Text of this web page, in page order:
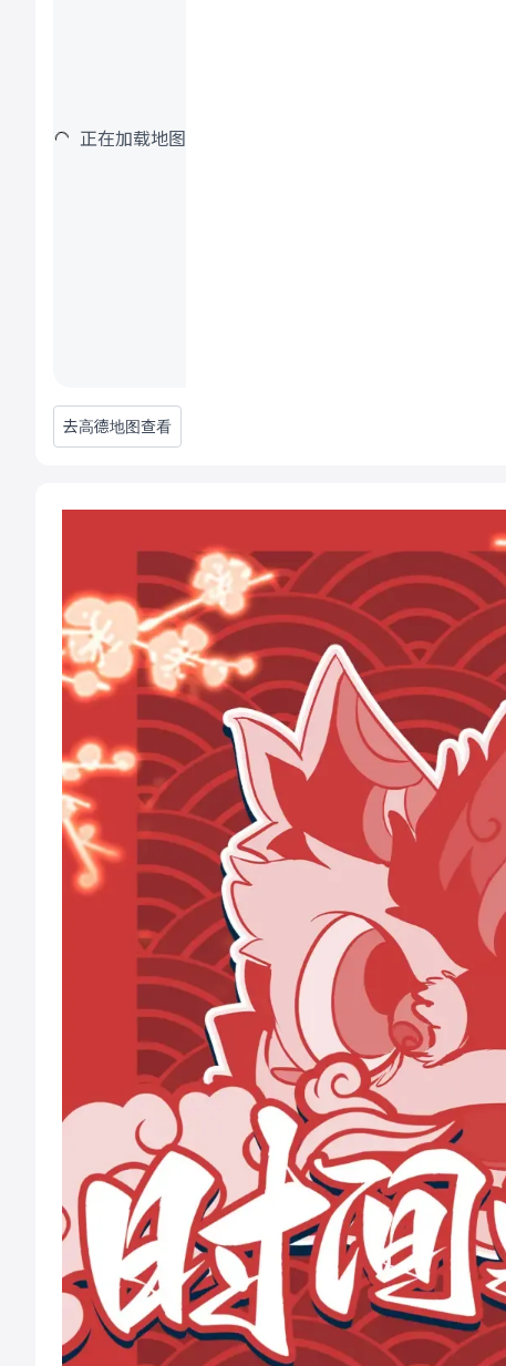
正在加载地图
去高德地图查看